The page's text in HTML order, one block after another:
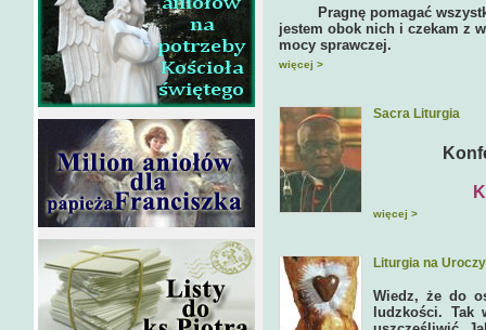
Pragnę pomagać
jestem obok nich i czekam z
mocy sprawczej.
więcej >
Sacra Liturgia
więcej >
Liturgia na
Wiedz, że do
ludzkości. Tak